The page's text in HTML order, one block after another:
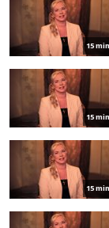
15 min
15 min
15 min